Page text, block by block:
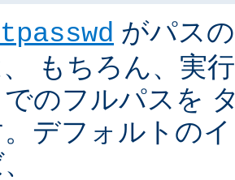
がパス
もちろん、実
のフルパスを
。デフォルトの